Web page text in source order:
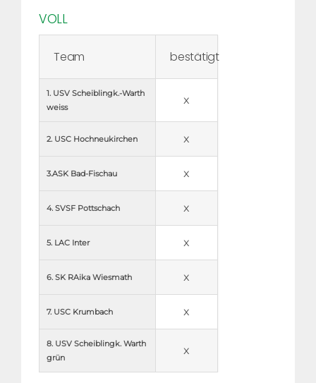
VOLL
Team bestätigt
1. USV Scheiblingk.-Warth
weiss
x
2. USC Hochneukirchen x
3.ASK Bad-Fischau x
4. SVSF Pottschach x
5. LAC Inter x
6. SK RAika Wiesmath x
7. USC Krumbach x
8. USV Scheiblingk. Warth
grün
x